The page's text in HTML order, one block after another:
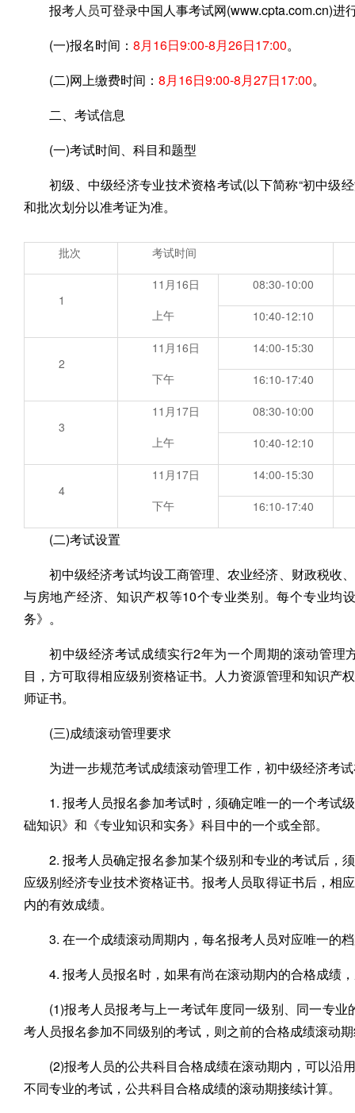
报考人员可登录中国人事考试网(www.cpta.com.cn)进
(一)报名时间： 8月16日9:00-8月26日17:00。
(二)网上缴费时间： 8月16日9:00-8月27日17:00。
二、考试信息
(一)考试时间、科目和题型
初级、中级经济专业技术资格考试(以下简称“初中级
和批次划分以准考证为准。
批次 考试时间
1
11月16日
上午
08:30-10:00
10:40-12:10
2
11月16日
下午
14:00-15:30
16:10-17:40
3
11月17日
上午
08:30-10:00
10:40-12:10
4
11月17日
下午
14:00-15:30
16:10-17:40
(二)考试设置
初中级经济考试均设工商管理、农业经济、财政税收
与房地产经济、知识产权等10个专业类别。每个专业均
务》。
初中级经济考试成绩实行2年为一个周期的滚动管
目，方可取得相应级别资格证书。人力资源管理和知识产
师证书。
(三)成绩滚动管理要求
为进一步规范考试成绩滚动管理工作，初中级经济考
1. 报考人员报名参加考试时，须确定唯一的一个考试
础知识》和《专业知识和实务》科目中的一个或全部。
2. 报考人员确定报名参加某个级别和专业的考试后，
应级别经济专业技术资格证书。报考人员取得证书后，相
内的有效成绩。
3. 在一个成绩滚动周期内，每名报考人员对应唯一的
4. 报考人员报名时，如果有尚在滚动期内的合格成绩
(1)报考人员报考与上一考试年度同一级别、同一专
考人员报名参加不同级别的考试，则之前的合格成绩滚动
(2)报考人员的公共科目合格成绩在滚动期内，可以沿
不同专业的考试，公共科目合格成绩的滚动期接续计算。